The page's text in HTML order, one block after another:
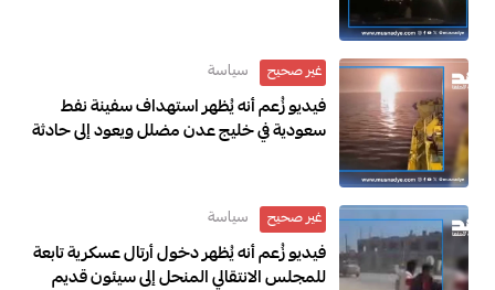
غير صحيح سياسة
فيديو زُعم أنه يُظهر استهداف سفينة نفط
سعودية في خليج عدن مضلل ويعود إلى حادثة
غير صحيح سياسة
فيديو زُعم أنه يُظهر دخول أرتال عسكرية تابعة
للمجلس الانتقالي المنحل إلى سيئون قديم